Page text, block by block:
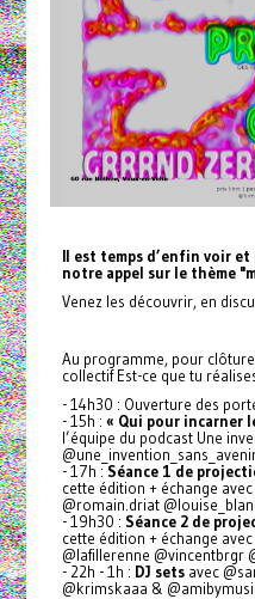
Il est temps d’enfin voir
notre appel sur le thème
Venez les découvrir, en
Au programme, pour
collectif Est-ce que tu
- 14h30 : Ouverture des
- 15h : « Qui pour incarner
l’équipe du podcast Une
- 17h : Séance 1 de
cette édition + échange
@romain.driat
- 19h30 : Séance 2 de
cette édition + échange
@lafillerenne @vincentbrgr
- 22h - 1h : DJ setsavec
@krimskaaa &